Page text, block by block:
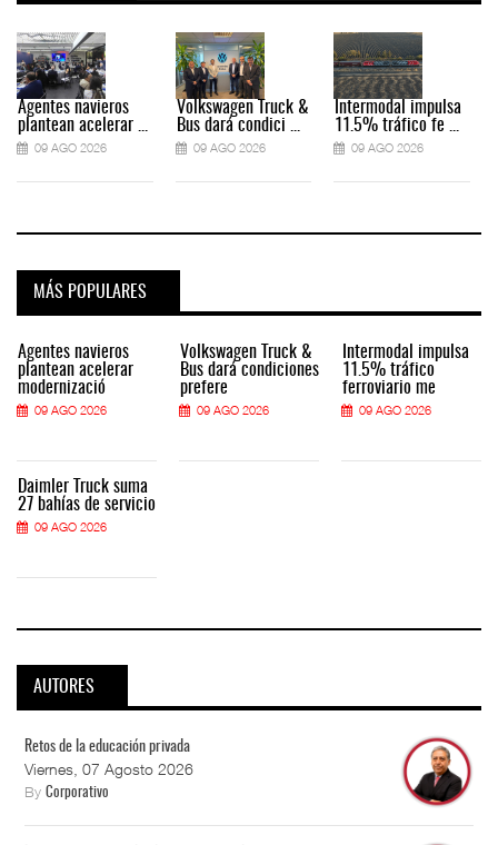
Agentes navieros
plantean acelerar ...
09 AGO 2026
Volkswagen Truck &
Bus dará condici ...
09 AGO 2026
Intermodal impulsa
11.5% tráfico fe ...
09 AGO 2026
MÁS POPULARES
Agentes navieros
plantean acelerar
modernizació
09 AGO 2026
Daimler Truck suma
27 bahías de servicio
09 AGO 2026
Volkswagen Truck &
Bus dará condiciones
prefere
09 AGO 2026
Intermodal impulsa
11.5% tráfico
ferroviario me
09 AGO 2026
AUTORES
Retos de la educación privada
Viernes, 07 Agosto 2026
By Corporativo